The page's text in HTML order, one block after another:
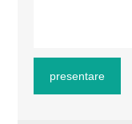
presentare